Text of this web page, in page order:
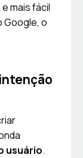
mais fácil
Google, o
usuário.